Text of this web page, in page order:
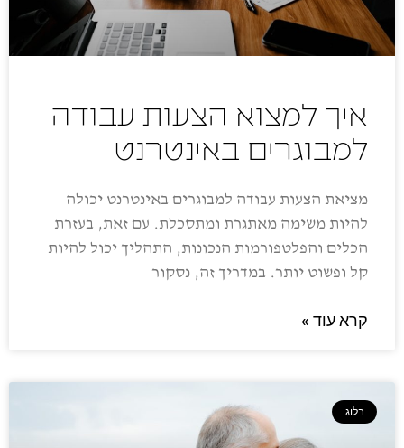
איך למצוא הצעות עבודה
למבוגרים באינטרנט
מציאת הצעות עבודה למבוגרים באינטרנט יכולה
להיות משימה מאתגרת ומתסכלת. עם זאת, בעזרת
הכלים והפלטפורמות הנכונות, התהליך יכול להיות
קל ופשוט יותר. במדריך זה, נסקור
קרא עוד »
בלוג